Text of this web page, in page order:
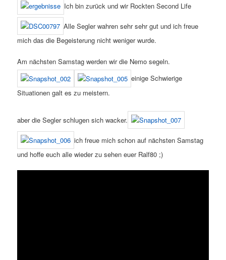
Ich bin zurück und wir Rockten Second Life
Alle Segler wahren sehr sehr gut und ich freue
mich das die Begeisterung nicht weniger wurde.
Am nächsten Samstag werden wir die Nemo segeln.
einige Schwierige
Situationen galt es zu meistern.
aber die Segler schlugen sich wacker.
ich freue mich schon auf nächsten Samstag
und hoffe euch alle wieder zu sehen euer Ralf80 ;)